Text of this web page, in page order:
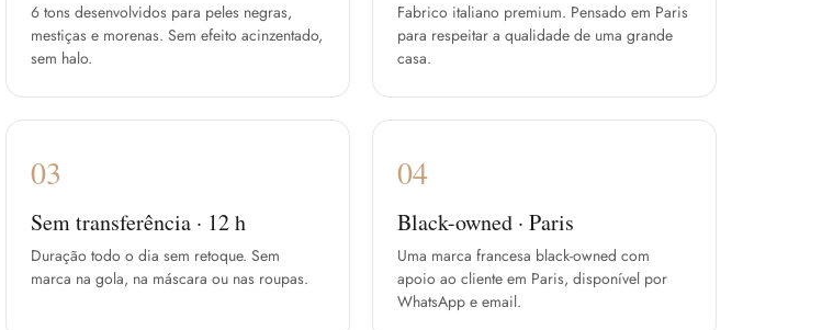
6 tons desenvolvidos para peles negras,
mestiças e morenas. Sem efeito acinzentado,
sem halo.
Fabrico italiano premium. Pensado em Paris
para respeitar a qualidade de uma grande
casa.
03
Sem transferência · 12 h
Duração todo o dia sem retoque. Sem
marca na gola, na máscara ou nas roupas.
04
Black-owned · Paris
Uma marca francesa black-owned com
apoio ao cliente em Paris, disponível por
WhatsApp e email.